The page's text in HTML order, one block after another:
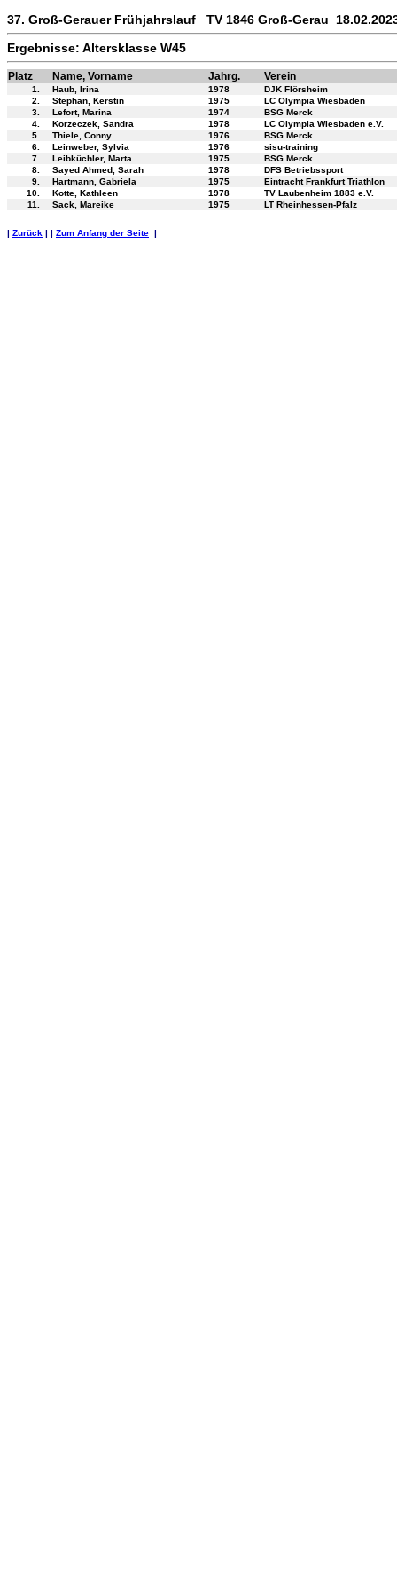
37. Groß-Gerauer Frühjahrslauf TV 1846 Groß-Gerau
Ergebnisse: Altersklasse W45
Platz Name, Vorname Jahrg. Verein
1. Haub, Irina 1978
DJK Flörsheim
2.
Stephan, Kerstin 1975
LC Olympia Wiesbaden
3.
Lefort, Marina 1974
BSG Merck
4.
Korzeczek, Sandra 1978
LC Olympia Wiesbaden e.V.
5.
Thiele, Conny 1976
BSG Merck
6.
Leinweber, Sylvia 1976
sisu-training
7.
Leibküchler, Marta 1975
BSG Merck
8.
Sayed Ahmed, Sarah 1978
DFS Betriebssport
9.
Hartmann, Gabriela 1975
Eintracht Frankfurt Triathlon
10.
Kotte, Kathleen 1978
TV Laubenheim 1883 e.V.
11.
Sack, Mareike 1975 LT Rheinhessen-Pfalz
| Zurück | | Zum Anfang der Seite |